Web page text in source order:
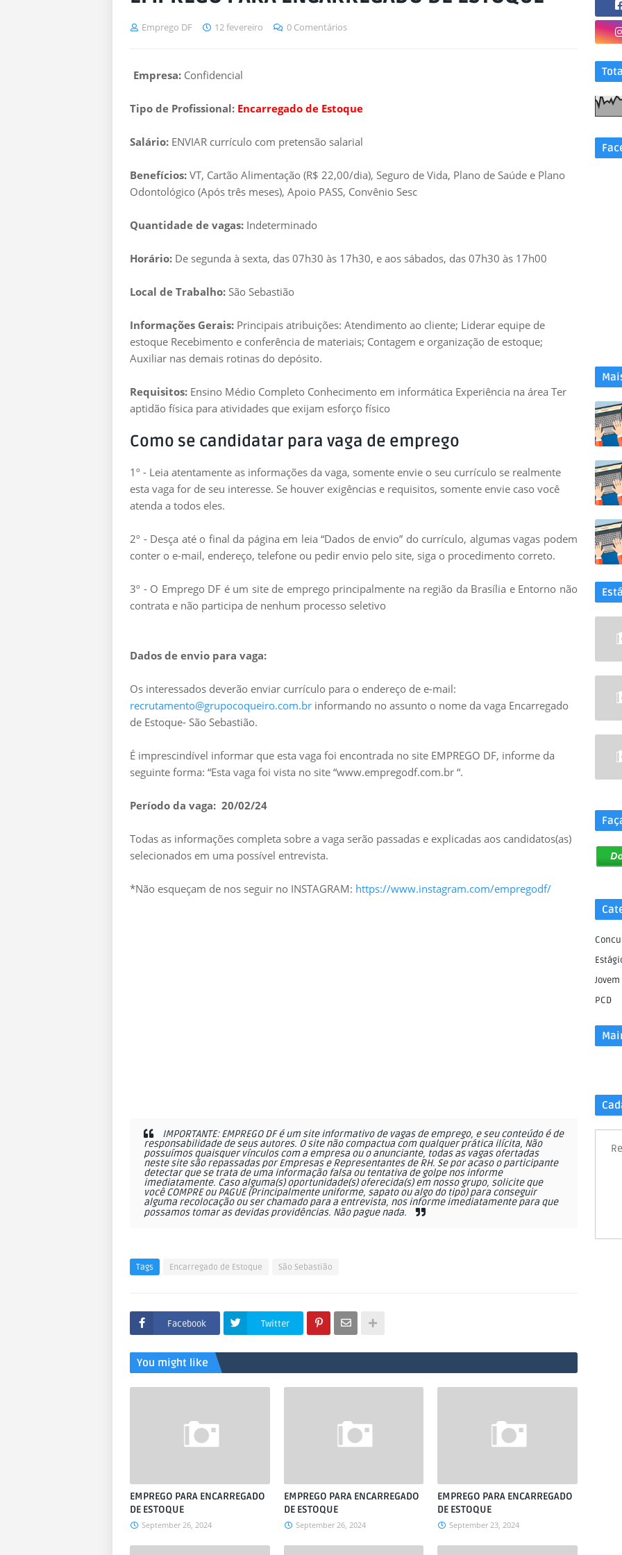
Emprego DF 12 fevereiro 0 Comentários
Empresa: Confidencial
Tipo de Profissional: Encarregado de Estoque
Salário: ENVIAR currículo com pretensão salarial
Benefícios: VT, Cartão Alimentação (R$ 22,00/dia), Seguro de Vida, Plano de Saúde e Plano
Odontológico (Após três meses), Apoio PASS, Convênio Sesc
Quantidade de vagas: Indeterminado
Horário: De segunda à sexta, das 07h30 às 17h30, e aos sábados, das 07h30 às 17h00
Local de Trabalho: São Sebastião
Informações Gerais: Principais atribuições: Atendimento ao cliente; Liderar equipe de
estoque Recebimento e conferência de materiais; Contagem e organização de estoque;
Auxiliar nas demais rotinas do depósito.
Requisitos: Ensino Médio Completo Conhecimento em informática Experiência na área Ter
aptidão física para atividades que exijam esforço físico
Como se candidatar para vaga de emprego
1º - Leia atentamente as informações da vaga, somente envie o seu currículo se realmente
esta vaga for de seu interesse. Se houver exigências e requisitos, somente envie caso você
atenda a todos eles.
2º - Desça até o final da página em leia “Dados de envio” do currículo, algumas vagas podem
conter o e-mail, endereço, telefone ou pedir envio pelo site, siga o procedimento correto.
3º - O Emprego DF é um site de emprego principalmente na região da Brasília e Entorno não
contrata e não participa de nenhum processo seletivo
Dados de envio para vaga:
Os interessados deverão enviar currículo para o endereço de e-mail:
recrutamento@grupocoqueiro.com.br informando no assunto o nome da vaga Encarregado
de Estoque- São Sebastião.
É imprescindível informar que esta vaga foi encontrada no site EMPREGO DF, informe da
seguinte forma: “Esta vaga foi vista no site “www.empregodf.com.br “.
Período da vaga: 20/02/24
Todas as informações completa sobre a vaga serão passadas e explicadas aos candidatos(as)
selecionados em uma possível entrevista.
*Não esqueçam de nos seguir no INSTAGRAM: https://www.instagram.com/empregodf/
IMPORTANTE: EMPREGO DF é um site informativo de vagas de emprego, e seu conteúdo é de
responsabilidade de seus autores. O site não compactua com qualquer prática ilícita, Não
possuímos quaisquer vínculos com a empresa ou o anunciante, todas as vagas ofertadas
neste site são repassadas por Empresas e Representantes de RH. Se por acaso o participante
detectar que se trata de uma informação falsa ou tentativa de golpe nos informe
imediatamente. Caso alguma(s) oportunidade(s) oferecida(s) em nosso grupo, solicite que
você COMPRE ou PAGUE (Principalmente uniforme, sapato ou algo do tipo) para conseguir
alguma recolocação ou ser chamado para a entrevista, nos informe imediatamente para que
possamos tomar as devidas providências. Não pague nada.
Tags Encarregado de Estoque São Sebastião
Facebook Twitter
You might like
EMPREGO PARA ENCARREGADO
DE ESTOQUE
September 26, 2024
EMPREGO PARA ENCARREGADO
DE ESTOQUE
September 26, 2024
EMPREGO PARA ENCARREGADO
DE ESTOQUE
September 23, 2024
PCD